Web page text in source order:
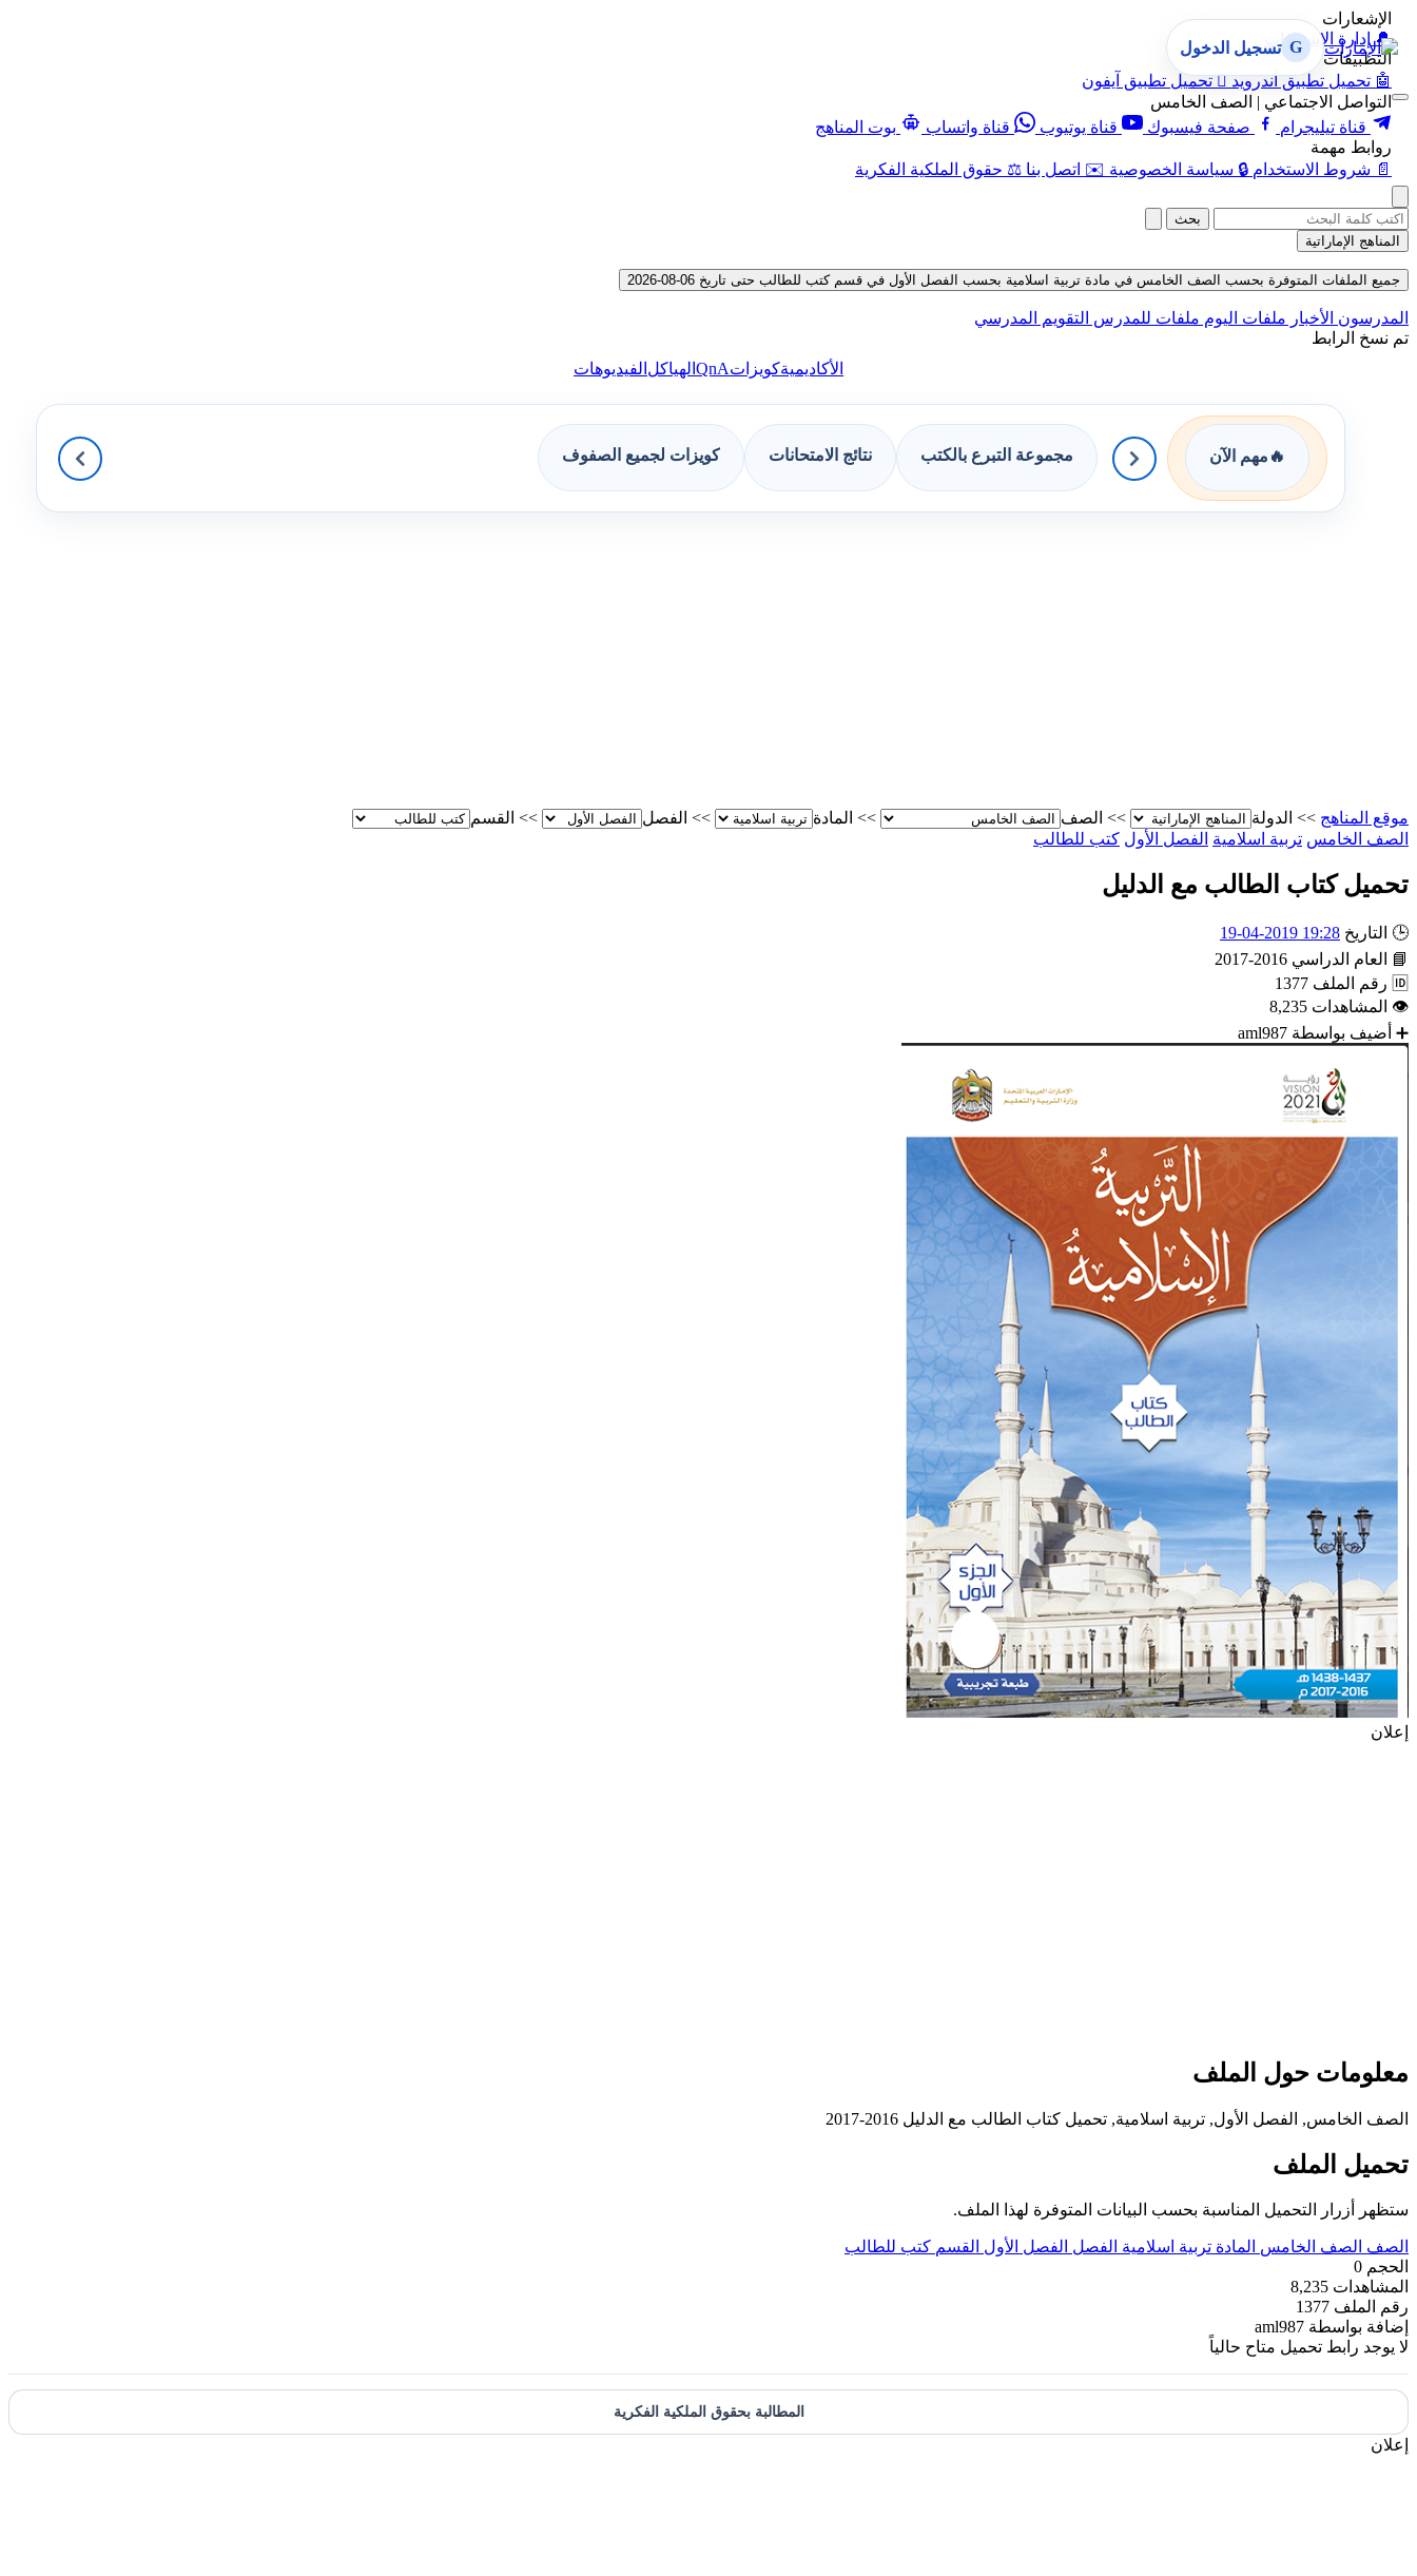
الإشعارات
🔔 إدارة الإشعارات
التطبيقات
🤖 تحميل تطبيق أندرويد  تحميل تطبيق آيفون
التواصل الاجتماعي | الصف الخامس
قناة تيليجرام
صفحة فيسبوك قناة يوتيوب قناة واتساب
بوت المناهج
روابط مهمة
📄 شروط الاستخدام 🔒 سياسة الخصوصية ✉️ اتصل بنا ⚖️ حقوق الملكية الفكرية
G تسجيل الدخول
بحث
المناهج الإماراتية
جميع الملفات المتوفرة بحسب الصف الخامس في مادة تربية اسلامية بحسب الفصل الأول في قسم كتب للطالب حتى تاريخ 06-08-2026
المدرسون الأخبار ملفات اليوم ملفات للمدرس التقويم المدرسي
تم نسخ الرابط
الأكاديميةكويزاتQnA الهياكل الفيديوهات
🔥 مهم الآن مجموعة التبرع بالكتب نتائج الامتحانات كويزات لجميع الصفوف
موقع المناهج >> الدولة >> الصف >> المادة >> الفصل >> القسم
الصف الخامس تربية اسلامية الفصل الأول كتب للطالب
تحميل كتاب الطالب مع الدليل
🕒 التاريخ 19:28 2019-04-19
📘
العام الدراسي 2016-2017
🆔 رقم الملف 1377
👁 المشاهدات 8,235
➕ أضيف بواسطة aml987
إعلان
معلومات حول الملف
الصف الخامس, الفصل الأول, تربية اسلامية, تحميل كتاب الطالب مع الدليل 2016-2017
تحميل الملف
ستظهر أزرار التحميل المناسبة بحسب البيانات المتوفرة لهذا الملف.
الصف الصف الخامس المادة تربية اسلامية الفصل الفصل الأول القسم كتب للطالب
الحجم 0
المشاهدات 8,235
رقم الملف 1377
إضافة بواسطة aml987
لا يوجد رابط تحميل متاح حالياً
المطالبة بحقوق الملكية الفكرية
إعلان